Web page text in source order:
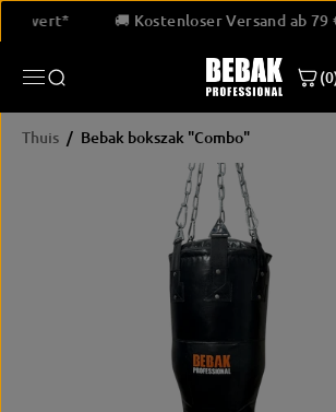
GA NAAR
INHOUD 🚚 Kostenloser Versand ab
Thuis
Bebak bokszak "Combo"